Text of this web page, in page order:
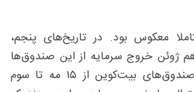
معکوس بود. در تاریخ‌های پنجم،
ژوئن خروج سرمایه از این صندوق‌ها
ادامه داشت. همچنین صندوق‌های بیت‌کوین از ۱۵ مه تا سوم